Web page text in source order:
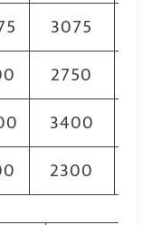
3075
2750
3400
2300